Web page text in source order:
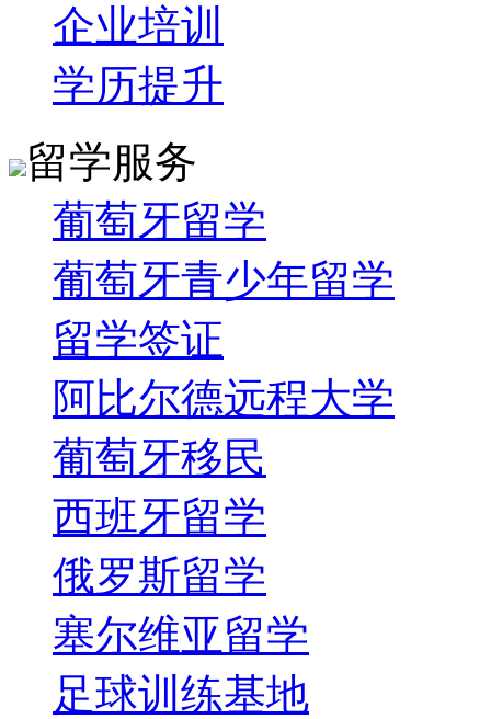
企业培训
学历提升
留学服务
葡萄牙留学
葡萄牙青少年留学
留学签证
阿比尔德远程大学
葡萄牙移民
西班牙留学
俄罗斯留学
塞尔维亚留学
足球训练基地